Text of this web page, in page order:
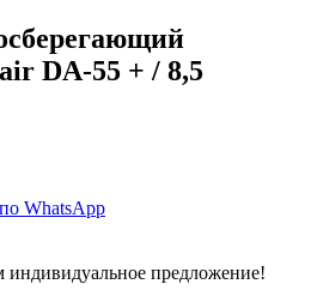
DA-55 + / 8,5
WhatsApp
индивидуальное предложение!